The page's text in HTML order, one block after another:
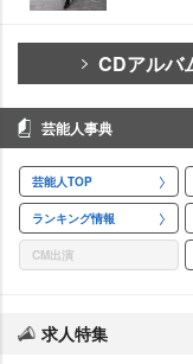
CDアルバ
芸能人事典
芸能人TOP
ランキング情報
CM出演
求人特集